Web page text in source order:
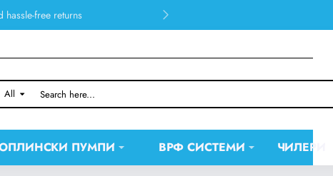
hassle-free returns
All
Search
ПУМПИ ВРФ СИСТЕМИ ЧИЛЕРИ